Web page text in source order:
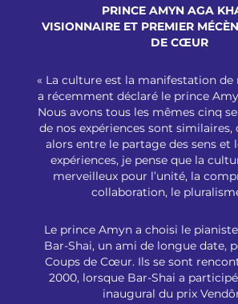
PRINCE AMYN AGA
VISIONNAIRE ET PREMIER
DE CŒUR
« La culture est la manifestation de
a récemment déclaré le prince
Nous avons tous les mêmes cinq
de nos expériences sont
alors entre le partage des sens et
expériences,je pense que la
merveilleux pour l’unité, la
collaboration, le
Le prince Amyn a choisi le
Bar-Shai, un ami de longue date,
Coups de Cœur. Ils se sont
2000, lorsque Bar-Shai a
inaugural du prix